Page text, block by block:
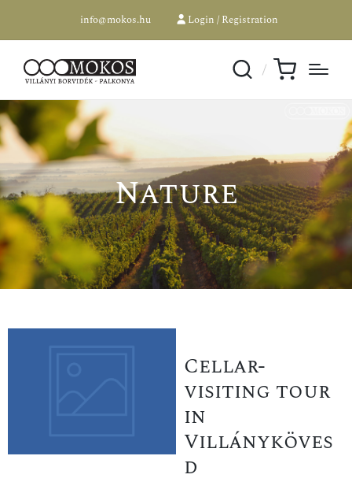
info@mokos.hu Login / Registration
Nature
Cellar-
visiting tour
in
Villányköves
d